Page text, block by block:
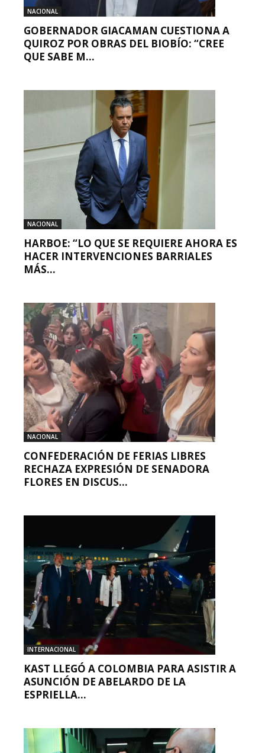
NACIONAL
GOBERNADOR GIACAMAN CUESTIONA A
QUIROZ POR OBRAS DEL BIOBÍO: “CREE
QUE SABE M...
NACIONAL
HARBOE: “LO QUE SE REQUIERE AHORA ES
HACER INTERVENCIONES BARRIALES
MÁS...
NACIONAL
CONFEDERACIÓN DE FERIAS LIBRES
RECHAZA EXPRESIÓN DE SENADORA
FLORES EN DISCUS...
INTERNACIONAL
KAST LLEGÓ A COLOMBIA PARA ASISTIR A
ASUNCIÓN DE ABELARDO DE LA
ESPRIELLA...